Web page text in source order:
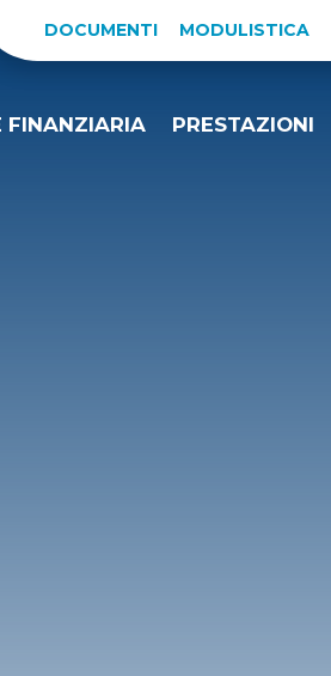
DOCUMENTI MODULISTICA
FINANZIARIA PRESTAZIONI